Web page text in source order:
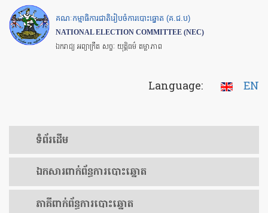
Skip
to
main
គណៈកម្មាធិការជាតិរៀបចំការបោះឆ្នោត (គ.ជ.ប)
NATIONAL ELECTION COMMITTEE (NEC)
ឯករាជ្យ អព្យាក្រឹត សច្ចៈ យុត្តិធម៌ តម្លាភាព
Language: EN
ទំព័រ​ដើម
ឯកសារ​ពាក់ព័ន្ធ​ការ​បោះឆ្នោត
​ភាគីពាក់ព័ន្ធ​​ការ​បោះឆ្នោត